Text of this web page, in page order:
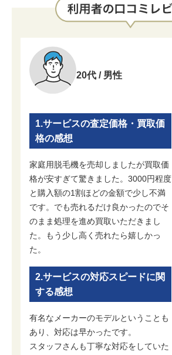
20代 / 男性
1.サービスの査定価格・買取価
格の感想
家庭用脱毛機を売却しましたが買取価
格が安すぎて驚きました。3000円程度
と購入額の1割ほどの金額で少し不満
です。でも売れるだけ良かったのでそ
のまま処理を進め買取いただきまし
た。もう少し高く売れたら嬉しかっ
た。
2.サービスの対応スピードに関
する感想
有名なメーカーのモデルということも
あり、対応は早かったです。
スタッフさんも丁寧な対応をしていた